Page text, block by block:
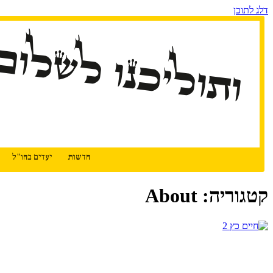
דלג לתוכן
ותוליכנו
חדשות יעדים בחו"ל
קטגוריה: About